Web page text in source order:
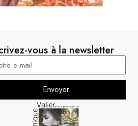
vous à la newsletter
Envoyer